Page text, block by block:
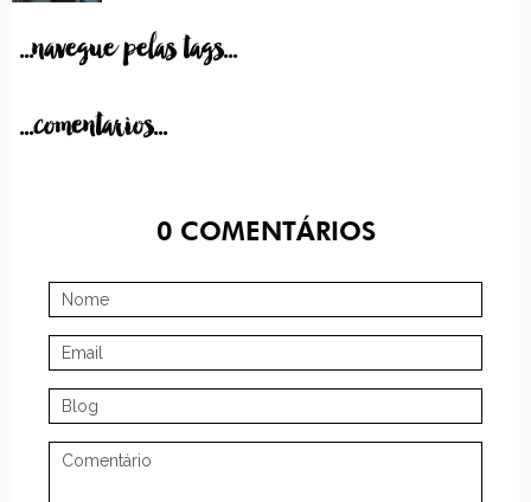
...navegue pelas tags...
...comentarios...
0COMENTÁRIOS